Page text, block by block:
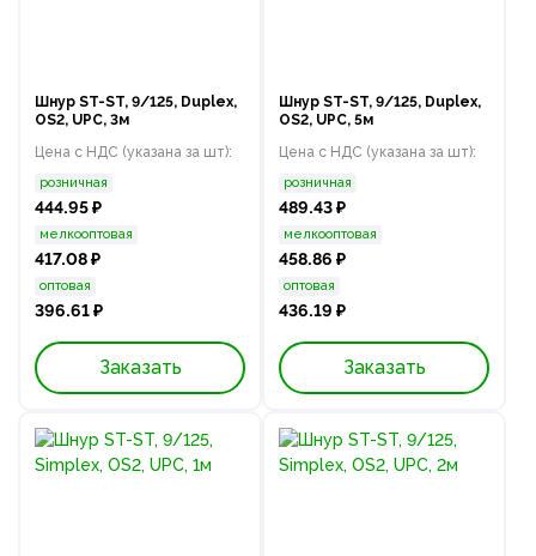
Шнур ST-ST, 9/125, Duplex,
OS2, UPC, 3м
Цена с НДС (указана за шт):
розничная
444.95 ₽
мелкооптовая
417.08 ₽
оптовая
396.61 ₽
Заказать
Шнур ST-ST, 9/125, Duplex,
OS2, UPC, 5м
Цена с НДС (указана за шт):
розничная
489.43 ₽
мелкооптовая
458.86 ₽
оптовая
436.19 ₽
Заказать